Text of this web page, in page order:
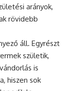
arányok,
rövidebb
áll. Egyrészt
születik,
is
hiszen sok